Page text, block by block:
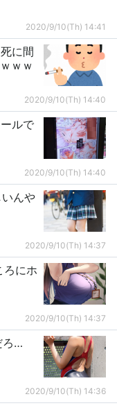
2020/9/10(Th) 14:41
に間
ｗｗ
2020/9/10(Th) 14:40
ルで
2020/9/10(Th) 14:40
いんや
2020/9/10(Th) 14:37
ろにホ
2020/9/10(Th) 14:37
ろ…
2020/9/10(Th) 14:36